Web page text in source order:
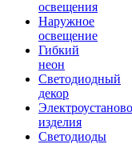
освещения
Наружное
освещение
Гибкий
неон
Светодиодный
декор
изделия
Светодиоды